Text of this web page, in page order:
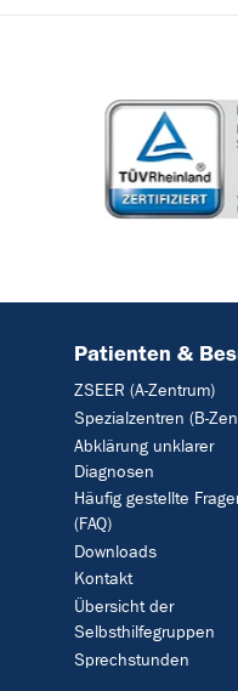
Patienten &
ZSEER (A-Zentrum)
Spezialzentren (B-
Abklärung unklarer
Diagnosen
Häufig gestellte
(FAQ)
Downloads
Kontakt
Übersicht der
Selbsthilfegruppen
Sprechstunden